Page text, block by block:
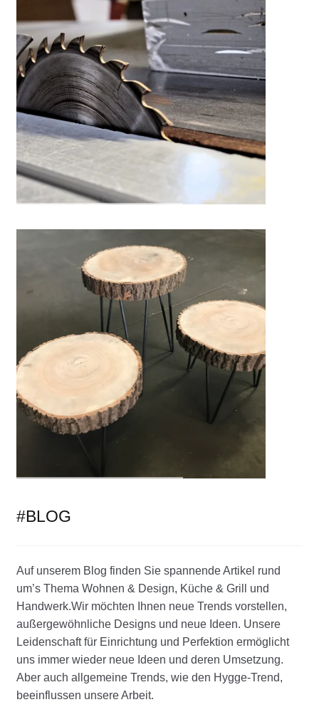
#BLOG
Auf unserem Blog finden Sie spannende Artikel rund
um’s Thema Wohnen & Design, Küche & Grill und
Handwerk.Wir möchten Ihnen neue Trends vorstellen,
außergewöhnliche Designs und neue Ideen. Unsere
Leidenschaft für Einrichtung und Perfektion ermöglicht
uns immer wieder neue Ideen und deren Umsetzung.
Aber auch allgemeine Trends, wie den Hygge-Trend,
beeinflussen unsere Arbeit.